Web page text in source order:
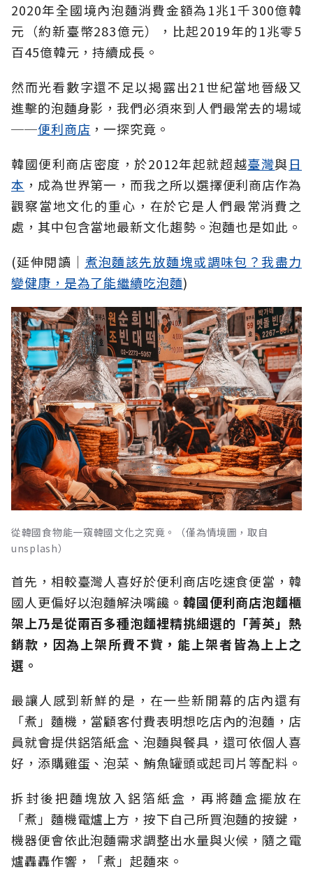
2020年全國境內泡麵消費金額為1兆1千300億韓
元（約新臺幣283億元），比起2019年的1兆零5
百45億韓元，持續成長。
然而光看數字還不足以揭露出21世紀當地晉級又
進擊的泡麵身影，我們必須來到人們最常去的場域
──便利商店 ，一探究竟。
韓國便利商店密度，於2012年起就超越臺灣與日
本 ，成為世界第一，而我之所以選擇便利商店作為
觀察當地文化的重心，在於它是人們最常消費之
處，其中包含當地最新文化趨勢。泡麵也是如此。
(延伸閱讀│ 煮泡麵該先放麵塊或調味包？我盡力
變健康，是為了能繼續吃泡麵)
從韓國食物能一窺韓國文化之究竟。（僅為情境圖，取自
unsplash）
首先，相較臺灣人喜好於便利商店吃速食便當，韓
國人更偏好以泡麵解決嘴饞。 韓國便利商店泡麵櫃
架上乃是從兩百多種泡麵裡精挑細選的「菁英」熱
銷款，因為上架所費不貲，能上架者皆為上上之
選。
最讓人感到新鮮的是，在一些新開幕的店內還有
「煮」麵機，當顧客付費表明想吃店內的泡麵，店
員就會提供鋁箔紙盒、泡麵與餐具，還可依個人喜
好，添購雞蛋、泡菜、鮪魚罐頭或起司片等配料。
拆封後把麵塊放入鋁箔紙盒，再將麵盒擺放在
「煮」麵機電爐上方，按下自己所買泡麵的按鍵，
機器便會依此泡麵需求調整出水量與火候，隨之電
爐轟轟作響，「煮」起麵來。